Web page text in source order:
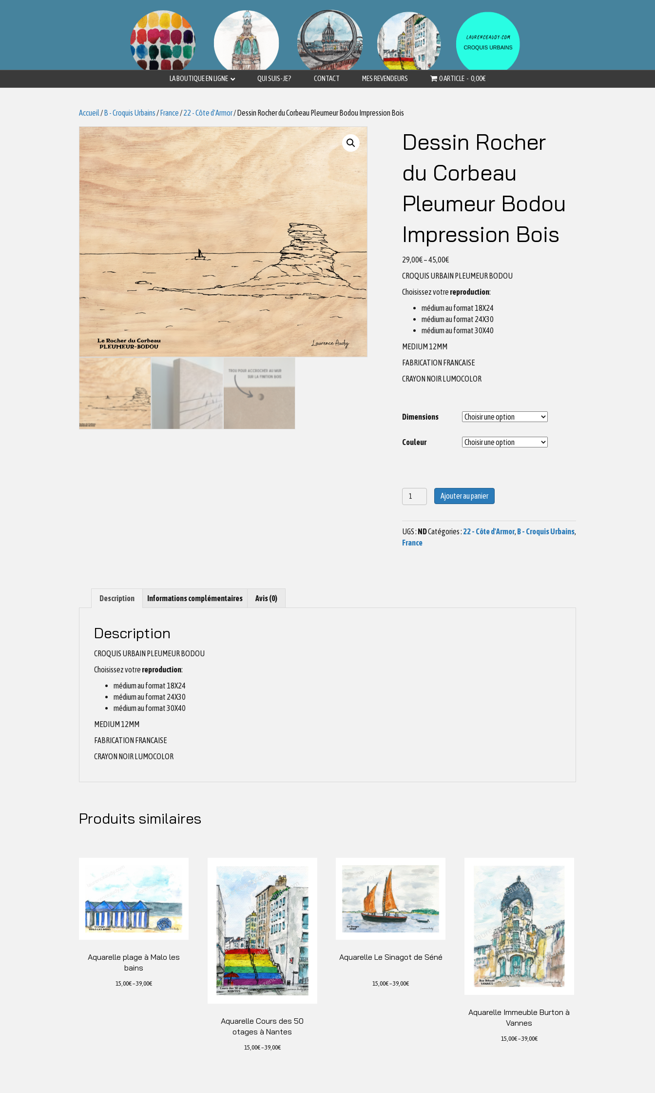
LA BOUTIQUE EN LIGNE QUI SUIS-JE? CONTACT MES REVENDEURS 0 ARTICLE 0,00€
Accueil /B - Croquis Urbains /France /22 - Côte d'Armor/ Dessin Rocher du Corbeau Pleumeur Bodou Impression Bois
Dessin Rocher
du Corbeau
Pleumeur Bodou
Impression Bois
29,00€–45,00€
CROQUIS URBAIN PLEUMEUR BODOU
Choisissez votre reproduction:
médium au format 18X24
médium au format 24X30
médium au format 30X40
MEDIUM 12MM
FABRICATION FRANCAISE
CRAYON NOIR LUMOCOLOR
Dimensions
Couleur
quantité
de
Ajouter au panier
UGS : NDCatégories : 22 - Côte d'Armor, B - Croquis Urbains
France
Description Informations complémentaires Avis (0)
Description
CROQUIS URBAIN PLEUMEUR BODOU
Choisissez votre reproduction:
médium au format 18X24
médium au format 24X30
médium au format 30X40
MEDIUM 12MM
FABRICATION FRANCAISE
CRAYON NOIR LUMOCOLOR
Produits similaires
Aquarelle plage à Malo les
bains
15,00€–39,00€
Aquarelle Cours des 50
otages à Nantes
15,00€–39,00€
Aquarelle Le Sinagot de Séné
15,00€–39,00€
Aquarelle Immeuble Burton à
Vannes
15,00€–39,00€